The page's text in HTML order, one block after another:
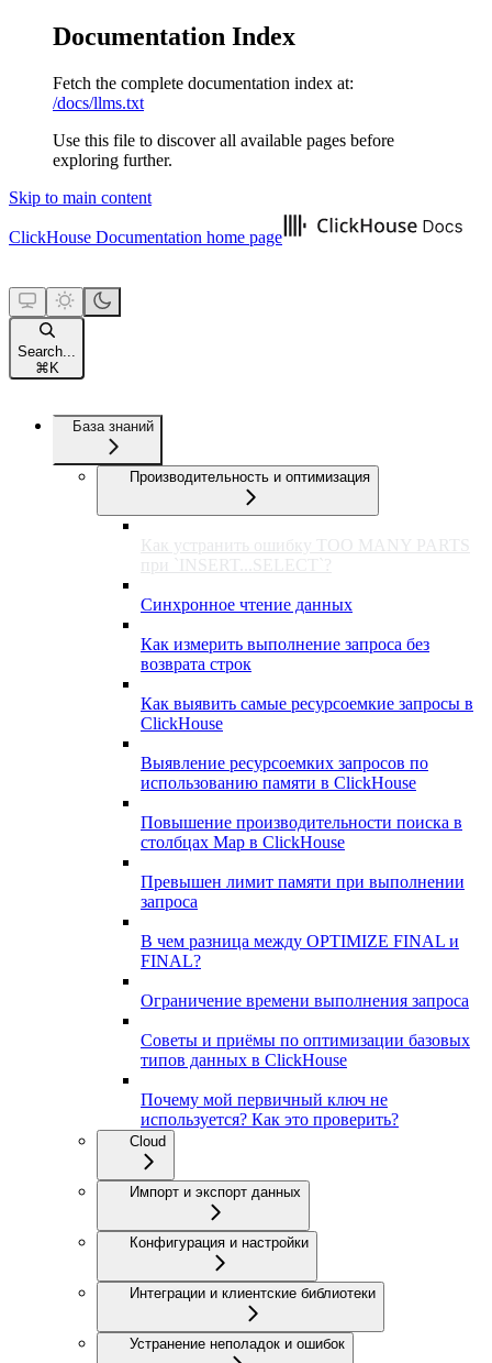
Documentation Index
Fetch the complete documentation index at:
/docs/llms.txt
Use this file to discover all available pages before
exploring further.
Skip to main content
ClickHouse Documentation home page
Search...
⌘ K
База знаний
Производительность и оптимизация
Как устранить ошибку TOO MANY PARTS
при `INSERT...SELECT`?
Синхронное чтение данных
Как измерить выполнение запроса без
возврата строк
Как выявить самые ресурсоемкие запросы в
ClickHouse
Выявление ресурсоемких запросов по
использованию памяти в ClickHouse
Повышение производительности поиска в
столбцах Map в ClickHouse
Превышен лимит памяти при выполнении
запроса
В чем разница между OPTIMIZE FINAL и
FINAL?
Ограничение времени выполнения запроса
Советы и приёмы по оптимизации базовых
типов данных в ClickHouse
Почему мой первичный ключ не
используется? Как это проверить?
Cloud
Импорт и экспорт данных
Конфигурация и настройки
Интеграции и клиентские библиотеки
Устранение неполадок и ошибок